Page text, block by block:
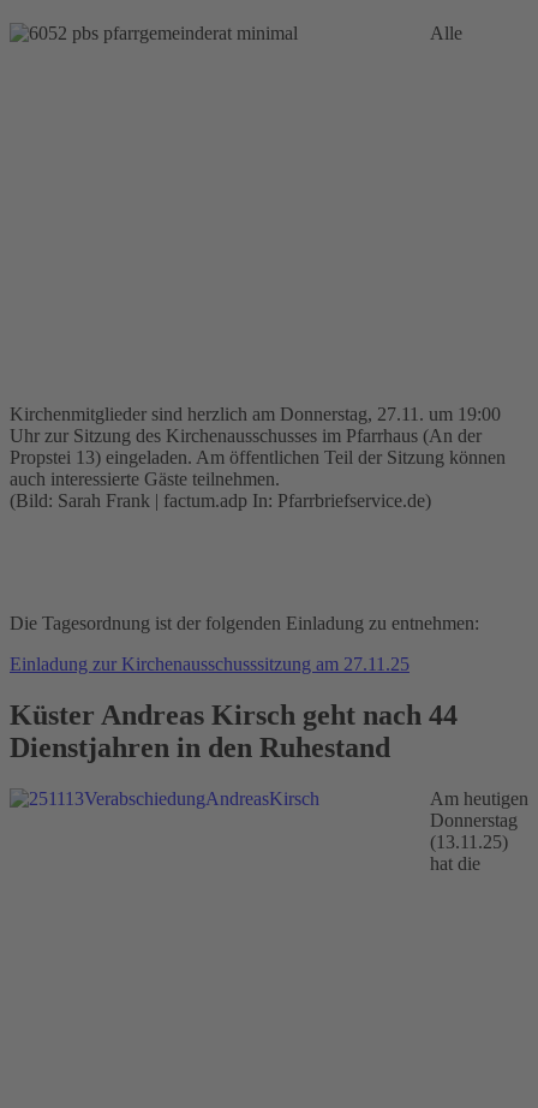
Alle
Kirchenmitglieder sind herzlich am Donnerstag, 27.11. um 19:00
Uhr zur Sitzung des Kirchenausschusses im Pfarrhaus (An der
Propstei 13) eingeladen. Am öffentlichen Teil der Sitzung können
auch interessierte Gäste teilnehmen.
(Bild: Sarah Frank | factum.adp In: Pfarrbriefservice.de)
Die Tagesordnung ist der folgenden Einladung zu entnehmen:
Einladung zur Kirchenausschusssitzung am 27.11.25
Küster Andreas Kirsch geht nach 44
Dienstjahren in den Ruhestand
Am heutigen
Donnerstag
(13.11.25)
hat die